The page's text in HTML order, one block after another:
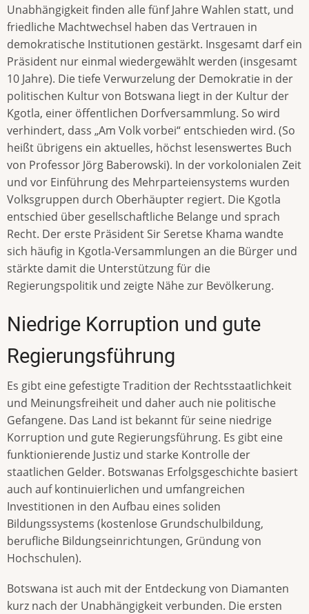
Unabhängigkeit finden alle fünf Jahre Wahlen statt, und
friedliche Machtwechsel haben das Vertrauen in
demokratische Institutionen gestärkt. Insgesamt darf ein
Präsident nur einmal wiedergewählt werden (insgesamt
10 Jahre). Die tiefe Verwurzelung der Demokratie in der
politischen Kultur von Botswana liegt in der Kultur der
Kgotla, einer öffentlichen Dorfversammlung. So wird
verhindert, dass „Am Volk vorbei“ entschieden wird. (So
heißt übrigens ein aktuelles, höchst lesenswertes Buch
von Professor Jörg Baberowski). In der vorkolonialen Zeit
und vor Einführung des Mehrparteiensystems wurden
Volksgruppen durch Oberhäupter regiert. Die Kgotla
entschied über gesellschaftliche Belange und sprach
Recht. Der erste Präsident Sir Seretse Khama wandte
sich häufig in Kgotla-Versammlungen an die Bürger und
stärkte damit die Unterstützung für die
Regierungspolitik und zeigte Nähe zur Bevölkerung.
Niedrige Korruption und gute
Regierungsführung
Es gibt eine gefestigte Tradition der Rechtsstaatlichkeit
und Meinungsfreiheit und daher auch nie politische
Gefangene. Das Land ist bekannt für seine niedrige
Korruption und gute Regierungsführung. Es gibt eine
funktionierende Justiz und starke Kontrolle der
staatlichen Gelder. Botswanas Erfolgsgeschichte basiert
auch auf kontinuierlichen und umfangreichen
Investitionen in den Aufbau eines soliden
Bildungssystems (kostenlose Grundschulbildung,
berufliche Bildungseinrichtungen, Gründung von
Hochschulen).
Botswana ist auch mit der Entdeckung von Diamanten
kurz nach der Unabhängigkeit verbunden. Die ersten